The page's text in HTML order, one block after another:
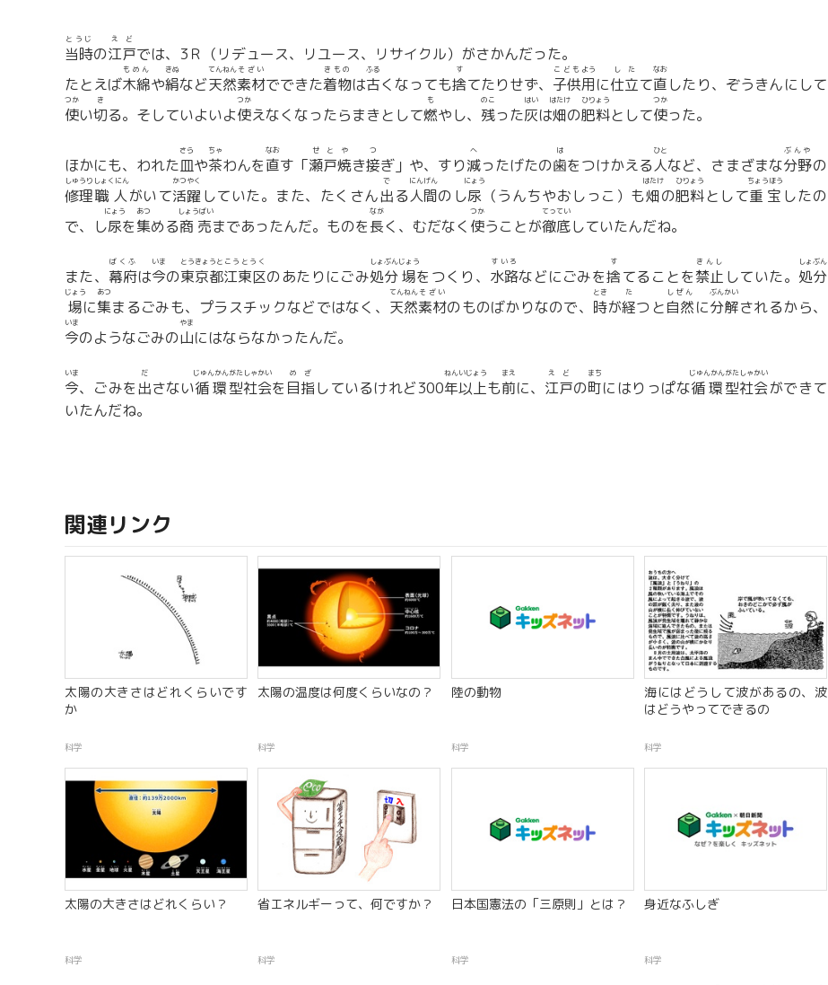
当時
とうじ
の江戸
えど
では、3Ｒ（リデュース、リユース、リサイクル）がさかんだった。
たとえば木綿
もめん
や絹
きぬ
など天然
てんねん
素材
そざい
でできた着物
きもの
は古
ふる
くなっても捨
す
てたりせず、 子供
こども
用
よう
に仕立
した
て直
なお
したり、ぞうきんにして
使
つか
い切
き
る。そしていよいよ使
つか
えなくなったらまきとして燃
も
やし、 残
のこ
った灰
はい
は畑
はたけ
の肥料
ひりょう
として使
つか
った。
ほかにも、われた皿
さら
や茶
ちゃ
わんを直
なお
す「瀬戸
せと
焼
や
き接
つ
ぎ」や、すり減
へ
ったげたの歯
は
をつけかえる人
ひと
など、さまざまな分野
ぶんや
の
修理
しゅうり
職人
しょくにん
がいて活躍
かつやく
していた。また、たくさん出
で
る人間
にんげん
のし尿
にょう
（うんちやおしっこ）も畑
はたけ
の肥料
ひりょう
として重宝
ちょうほう
したの
で、し尿
にょう
を集
あつ
める商売
しょうばい
まであったんだ。ものを長
なが
く、むだなく 使
つか
うことが徹底
てってい
していたんだね。
また、 幕府
ばくふ
は今
いま
の東京都
とうきょうと
江東区
こうとうく
のあたりにごみ処分
しょぶん
場
じょう
をつくり、 水路
すいろ
などにごみを捨
す
てることを禁止
きんし
していた。 処分
しょぶん
場
じょう
に集
あつ
まるごみも、プラスチックなどではなく、 天然
てんねん
素材
そざい
のものばかりなので、 時
とき
が経
た
つと自然
しぜん
に分解
ぶんかい
されるから、
今
いま
のようなごみの山
やま
にはならなかったんだ。
今
いま
、ごみを出
だ
さない循環
じゅんかん
型
がた
社会
しゃかい
を 目指
めざ
しているけれど300年
ねん
以上
いじょう
も前
まえ
に、 江戸
えど
の町
まち
にはりっぱな循環
じゅんかん
型
がた
社会
しゃかい
ができて
いたんだね。
関連リンク
太陽の大きさはどれくらいです
か
科学
太陽の温度は何度くらいなの？
科学
陸の動物
科学
海にはどうして波があるの、波
はどうやってできるの
科学
太陽の大きさはどれくらい？
科学
省エネルギーって、何ですか？
科学
日本国憲法の「三原則」とは？
科学
身近なふしぎ
科学